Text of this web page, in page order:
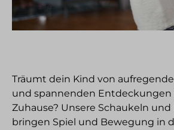
Träumt dein Kind von
und spannenden Entdeckungen
Zuhause? Unsere Schaukeln
bringen Spiel und Bewegung in